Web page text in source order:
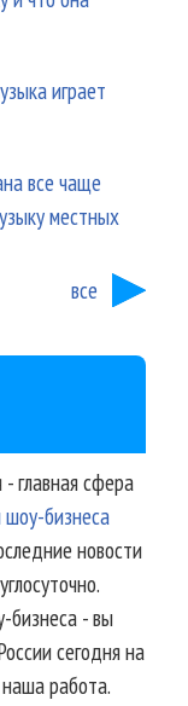
играет
все чаще
местных
все
главная сфера
шоу-бизнеса
новости
бизнеса - вы
сегодня на
работа.